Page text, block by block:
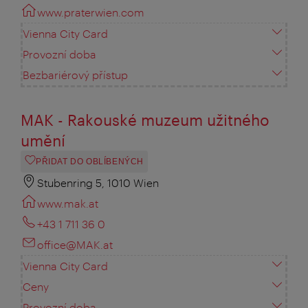
www.praterwien.com
Vienna City Card
Provozní doba
Bezbariérový přístup
MAK - Rakouské muzeum užitného
umění
PŘIDAT DO OBLÍBENÝCH
Stubenring 5, 1010 Wien
www.mak.at
+43 1 711 36 0
office@MAK.at
Vienna City Card
Ceny